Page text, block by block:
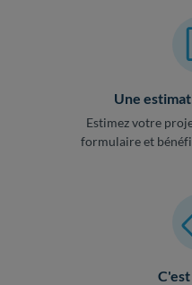
Une
Estimez votre
formulaire et